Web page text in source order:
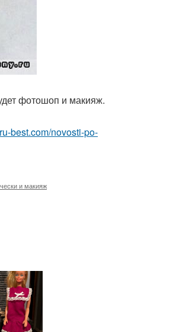
фотошоп и макияж.
best.com/novosti-po-
и макияж